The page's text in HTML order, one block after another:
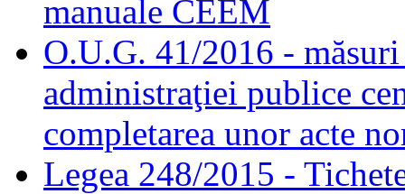
manuale CEEM
O.U.G. 41/2016 -
administraţiei publice
completarea unor acte
Legea 248/2015 -